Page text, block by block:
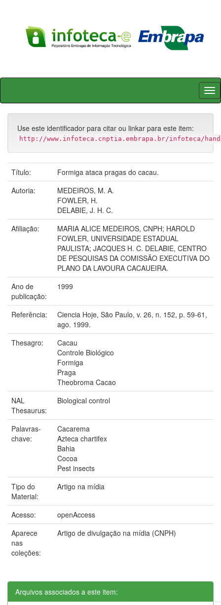
Skip
Use este identificador para citar ou linkar para este item:
http://www.infoteca.cnptia.embrapa.br/infoteca/
Título:
Formiga ataca pragas do cacau.
Autoria:
MEDEIROS, M. A.
FOWLER, H.
DELABIE, J. H. C.
Afiliação:
MARIA ALICE MEDEIROS, CNPH; HAROLD
FOWLER, UNIVERSIDADE ESTADUAL
PAULISTA; JACQUES H. C. DELABIE, CENTRO
DE PESQUISAS DA COMISSÃO EXECUTIVA DO
PLANO DA LAVOURA CACAUEIRA.
Ano de
publicação:
1999
Referência:
Ciencia Hoje, São Paulo, v. 26, n. 152, p. 59-61,
ago. 1999.
Thesagro:
Cacau
Controle Biológico
Formiga
Praga
Theobroma Cacao
NAL
Thesaurus:
Biological control
Palavras-
chave:
Cacarema
Azteca chartifex
Bahia
Cocoa
Pest insects
Tipo do
Material:
Artigo na mídia
Acesso:
openAccess
Aparece
nas
coleções:
Artigo de divulgação na mídia (CNPH)
Arquivos associados a este item: